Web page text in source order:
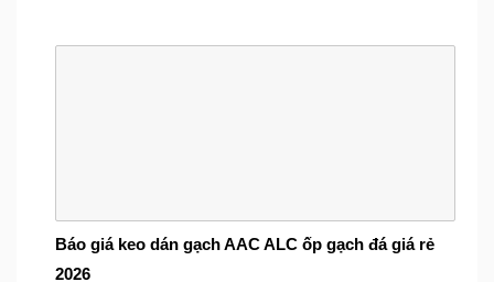
Báo giá keo dán gạch AAC ALC ốp gạch đá giá rẻ
2026